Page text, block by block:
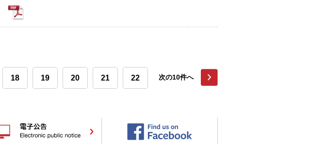
18 19 20 21 22 次の10件へ